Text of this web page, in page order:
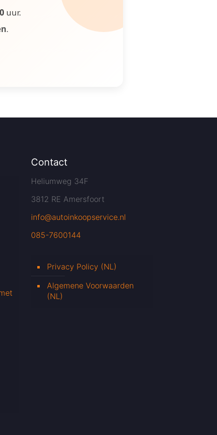
uur.
.
Contact
Heliumweg 34F
3812 RE Amersfoort
info@autoinkoopservice.nl
085-7600144
Privacy Policy (NL)
Algemene Voorwaarden
(NL)